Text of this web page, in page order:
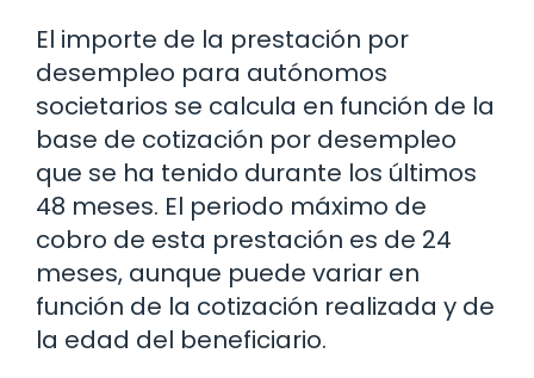
El importe de la prestación por
desempleo para autónomos
societarios se calcula en función de la
base de cotización por desempleo
que se ha tenido durante los últimos
48 meses. El periodo máximo de
cobro de esta prestación es de 24
meses, aunque puede variar en
función de la cotización realizada y de
la edad del beneficiario.